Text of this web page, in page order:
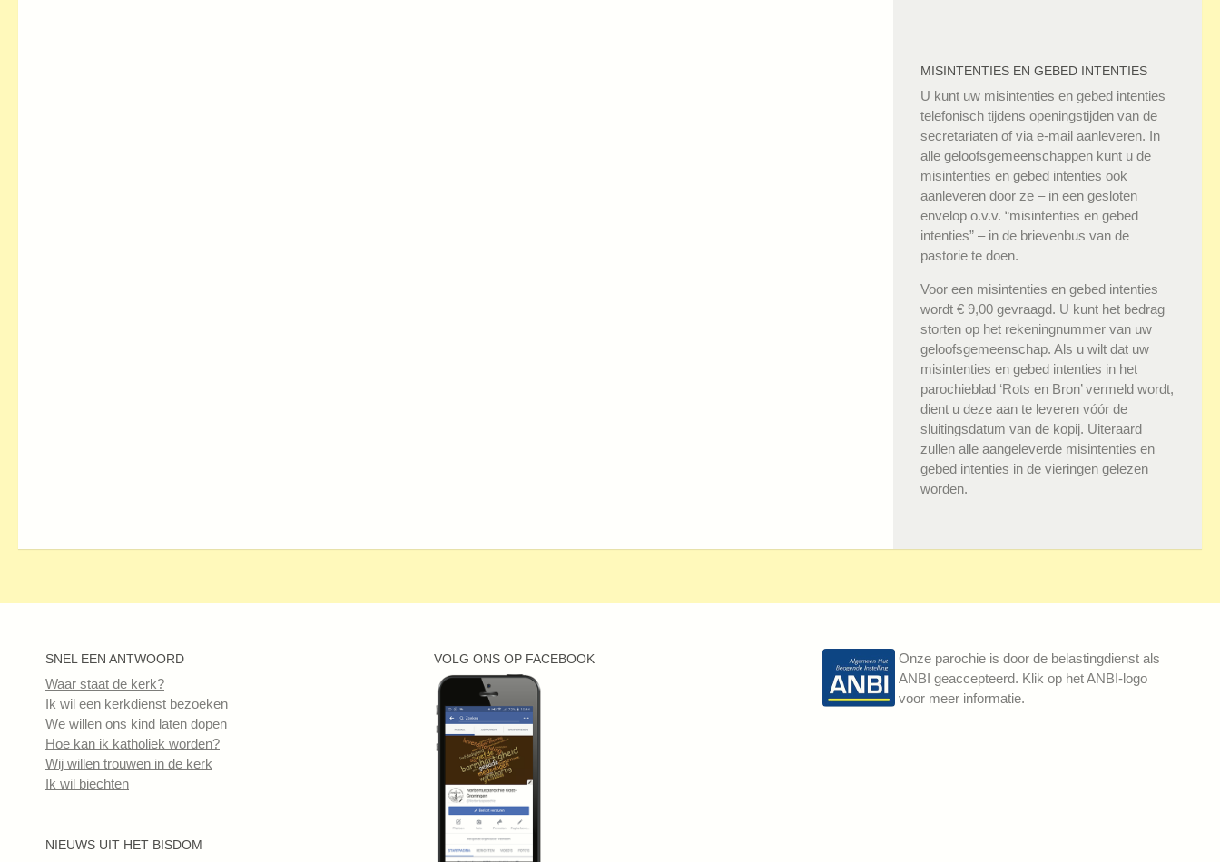
MISINTENTIES EN GEBED INTENTIES
U kunt uw misintenties en gebed intenties
telefonisch tijdens openingstijden van de
secretariaten of via e-mail aanleveren. In
alle geloofsgemeenschappen kunt u de
misintenties en gebed intenties ook
aanleveren door ze – in een gesloten
envelop o.v.v. “misintenties en gebed
intenties” – in de brievenbus van de
pastorie te doen.
Voor een misintenties en gebed intenties
wordt € 9,00 gevraagd. U kunt het bedrag
storten op het rekeningnummer van uw
geloofsgemeenschap. Als u wilt dat uw
misintenties en gebed intenties in het
parochieblad ‘Rots en Bron’ vermeld wordt,
dient u deze aan te leveren vóór de
sluitingsdatum van de kopij. Uiteraard
zullen alle aangeleverde misintenties en
gebed intenties in de vieringen gelezen
worden.
SNEL EEN ANTWOORD
Waar staat de kerk?
Ik wil een kerkdienst bezoeken
We willen ons kind laten dopen
Hoe kan ik katholiek worden?
Wij willen trouwen in de kerk
Ik wil biechten
NIEUWS UIT HET BISDOM
VOLG ONS OP FACEBOOK
Onze parochie is door de belastingdienst als
ANBI geaccepteerd. Klik op het ANBI-logo
voor meer informatie.